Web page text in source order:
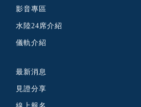
影音專區
水陸24席介紹
儀軌介紹
最新消息
見證分享